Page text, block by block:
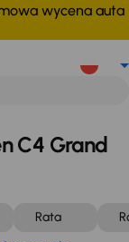
wycena auta
wszystko
C4 Grand
Rata